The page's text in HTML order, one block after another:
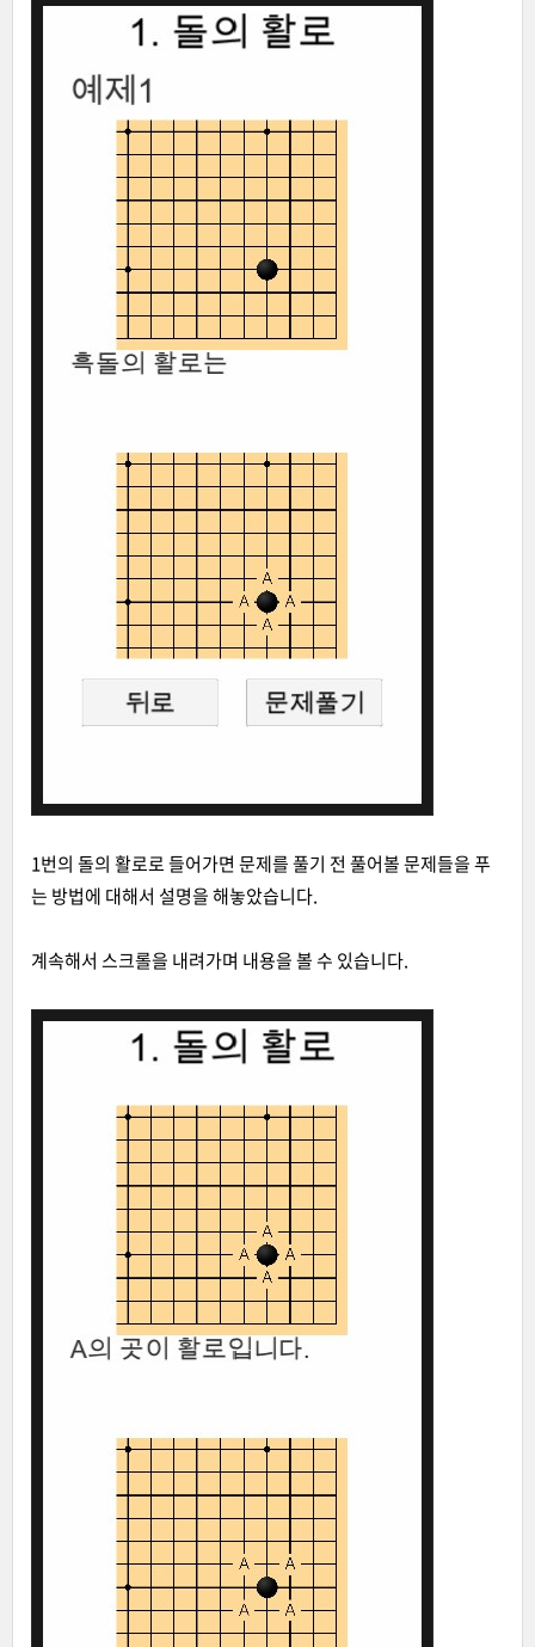
1번의 돌의 활로로 들어가면 문제를 풀기 전 풀어볼 문제들을 푸
는 방법에 대해서 설명을 해놓았습니다.
계속해서 스크롤을 내려가며 내용을 볼 수 있습니다.